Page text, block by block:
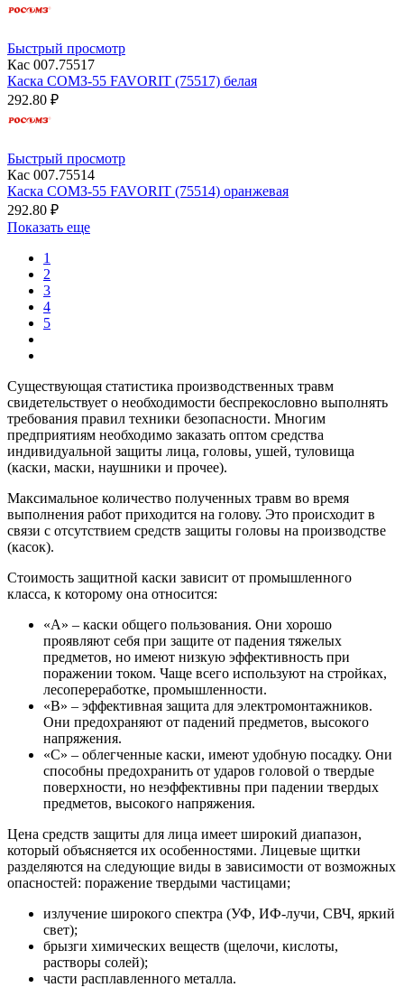
Быстрый просмотр
Кас 007.75517
Каска СОМЗ-55 FAVORIT (75517) белая
292.80 ₽
Быстрый просмотр
Кас 007.75514
Каска СОМЗ-55 FAVORIT (75514) оранжевая
292.80 ₽
Показать еще
1
2
3
4
5
Существующая статистика производственных травм
свидетельствует о необходимости беспрекословно выполнять
требования правил техники безопасности. Многим
предприятиям необходимо заказать оптом средства
индивидуальной защиты лица, головы, ушей, туловища
(каски, маски, наушники и прочее).
Максимальное количество полученных травм во время
выполнения работ приходится на голову. Это происходит в
связи с отсутствием средств защиты головы на производстве
(касок).
Стоимость защитной каски зависит от промышленного
класса, к которому она относится:
«А» – каски общего пользования. Они хорошо
проявляют себя при защите от падения тяжелых
предметов, но имеют низкую эффективность при
поражении током. Чаще всего используют на стройках,
лесопереработке, промышленности.
«В» – эффективная защита для электромонтажников.
Они предохраняют от падений предметов, высокого
напряжения.
«С» – облегченные каски, имеют удобную посадку. Они
способны предохранить от ударов головой о твердые
поверхности, но неэффективны при падении твердых
предметов, высокого напряжения.
Цена средств защиты для лица имеет широкий диапазон,
который объясняется их особенностями. Лицевые щитки
разделяются на следующие виды в зависимости от возможных
опасностей: поражение твердыми частицами;
излучение широкого спектра (УФ, ИФ-лучи, СВЧ, яркий
свет);
брызги химических веществ (щелочи, кислоты,
растворы солей);
части расплавленного металла.